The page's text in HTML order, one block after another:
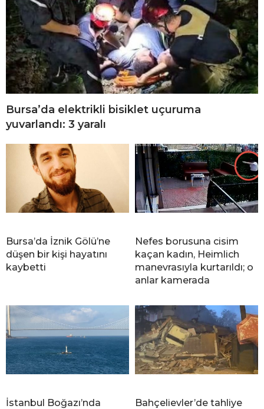
Bursa’da elektrikli bisiklet uçuruma
yuvarlandı: 3 yaralı
Bursa’da İznik Gölü’ne
düşen bir kişi hayatını
kaybetti
Nefes borusuna cisim
kaçan kadın, Heimlich
manevrasıyla kurtarıldı; o
anlar kamerada
İstanbul Boğazı’nda
Bahçelievler’de tahliye